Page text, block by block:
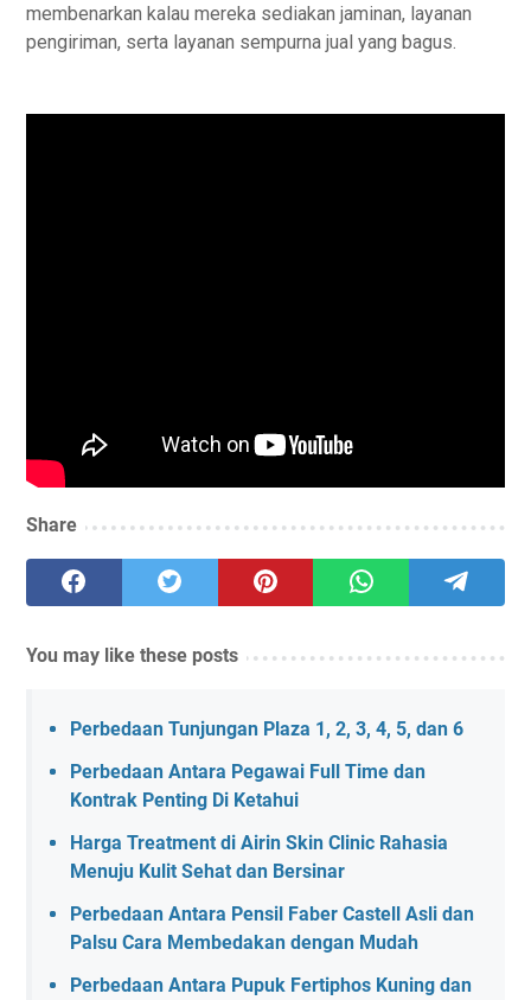
membenarkan kalau mereka sediakan jaminan, layanan
pengiriman, serta layanan sempurna jual yang bagus.
Share
You may like these posts
Perbedaan Tunjungan Plaza 1, 2, 3, 4, 5, dan 6
Perbedaan Antara Pegawai Full Time dan
Kontrak Penting Di Ketahui
Harga Treatment di Airin Skin Clinic Rahasia
Menuju Kulit Sehat dan Bersinar
Perbedaan Antara Pensil Faber Castell Asli dan
Palsu Cara Membedakan dengan Mudah
Perbedaan Antara Pupuk Fertiphos Kuning dan